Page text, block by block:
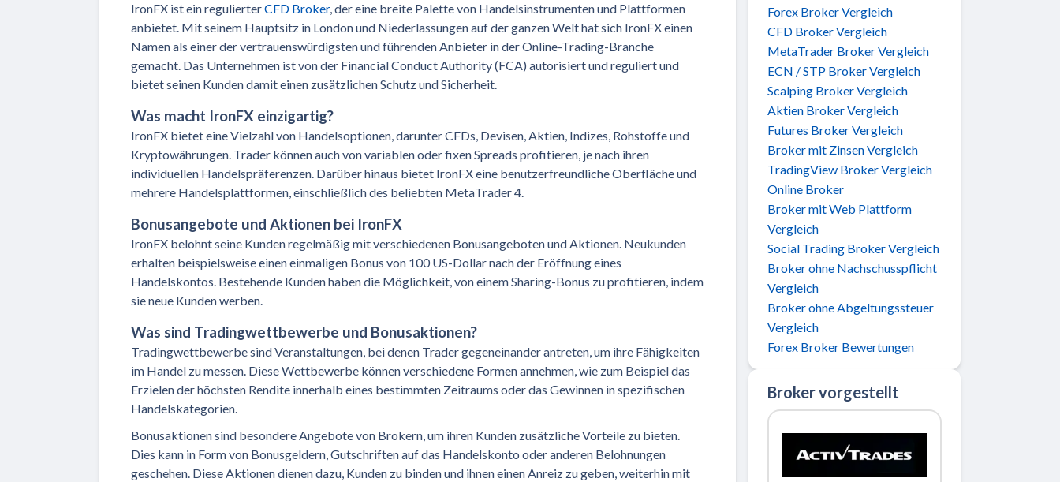
IronFX ist ein regulierterCFD Broker, der eine breite Palette von Handelsinstrumenten und Plattformen
anbietet. Mit seinem Hauptsitz in London und Niederlassungen auf der ganzen Welt hat sich IronFX einen
Namen als einer der vertrauenswürdigsten und führenden Anbieter in der Online-Trading-Branche
gemacht. Das Unternehmen ist von der Financial Conduct Authority (FCA) autorisiert und reguliert und
bietet seinen Kunden damit einen zusätzlichen Schutz und Sicherheit.
Was macht IronFX einzigartig?
IronFX bietet eine Vielzahl von Handelsoptionen, darunter CFDs, Devisen, Aktien, Indizes, Rohstoffe und
Kryptowährungen. Trader können auch von variablen oder fixen Spreads profitieren, je nach ihren
individuellen Handelspräferenzen. Darüber hinaus bietet IronFX eine benutzerfreundliche Oberfläche und
mehrere Handelsplattformen, einschließlich des beliebten MetaTrader 4.
Bonusangebote und Aktionen bei IronFX
IronFX belohnt seine Kunden regelmäßig mit verschiedenen Bonusangeboten und Aktionen. Neukunden
erhalten beispielsweise einen einmaligen Bonus von 100 US-Dollar nach der Eröffnung eines
Handelskontos. Bestehende Kunden haben die Möglichkeit, von einem Sharing-Bonus zu profitieren, indem
sie neue Kunden werben.
Was sind Tradingwettbewerbe und Bonusaktionen?
Tradingwettbewerbe sind Veranstaltungen, bei denen Trader gegeneinander antreten, um ihre Fähigkeiten
im Handel zu messen. Diese Wettbewerbe können verschiedene Formen annehmen, wie zum Beispiel das
Erzielen der höchsten Rendite innerhalb eines bestimmten Zeitraums oder das Gewinnen in spezifischen
Handelskategorien.
Bonusaktionen sind besondere Angebote von Brokern, um ihren Kunden zusätzliche Vorteile zu bieten.
Dies kann in Form von Bonusgeldern, Gutschriften auf das Handelskonto oder anderen Belohnungen
geschehen. Diese Aktionen dienen dazu, Kunden zu binden und ihnen einen Anreiz zu geben, weiterhin mit
Forex Broker Vergleich
CFD Broker Vergleich
MetaTrader Broker Vergleich
ECN / STP Broker Vergleich
Scalping Broker Vergleich
Aktien Broker Vergleich
Futures Broker Vergleich
Broker mit Zinsen Vergleich
TradingView Broker Vergleich
Online Broker
Broker mit Web Plattform
Vergleich
Social Trading Broker Vergleich
Broker ohne Nachschusspflicht
Vergleich
Broker ohne Abgeltungssteuer
Vergleich
Forex Broker Bewertungen
Broker vorgestellt
Zu ActivTrades